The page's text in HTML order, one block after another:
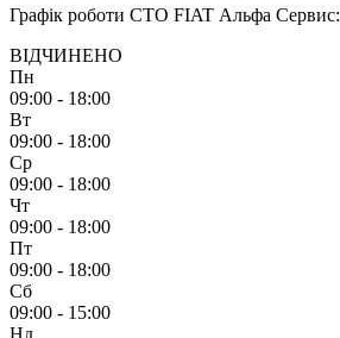
Графік роботи СТО FIAT Альфа Сервис:
ВІДЧИНЕНО
Пн
09:00 - 18:00
Вт
09:00 - 18:00
Ср
09:00 - 18:00
Чт
09:00 - 18:00
Пт
09:00 - 18:00
Сб
09:00 - 15:00
Нд